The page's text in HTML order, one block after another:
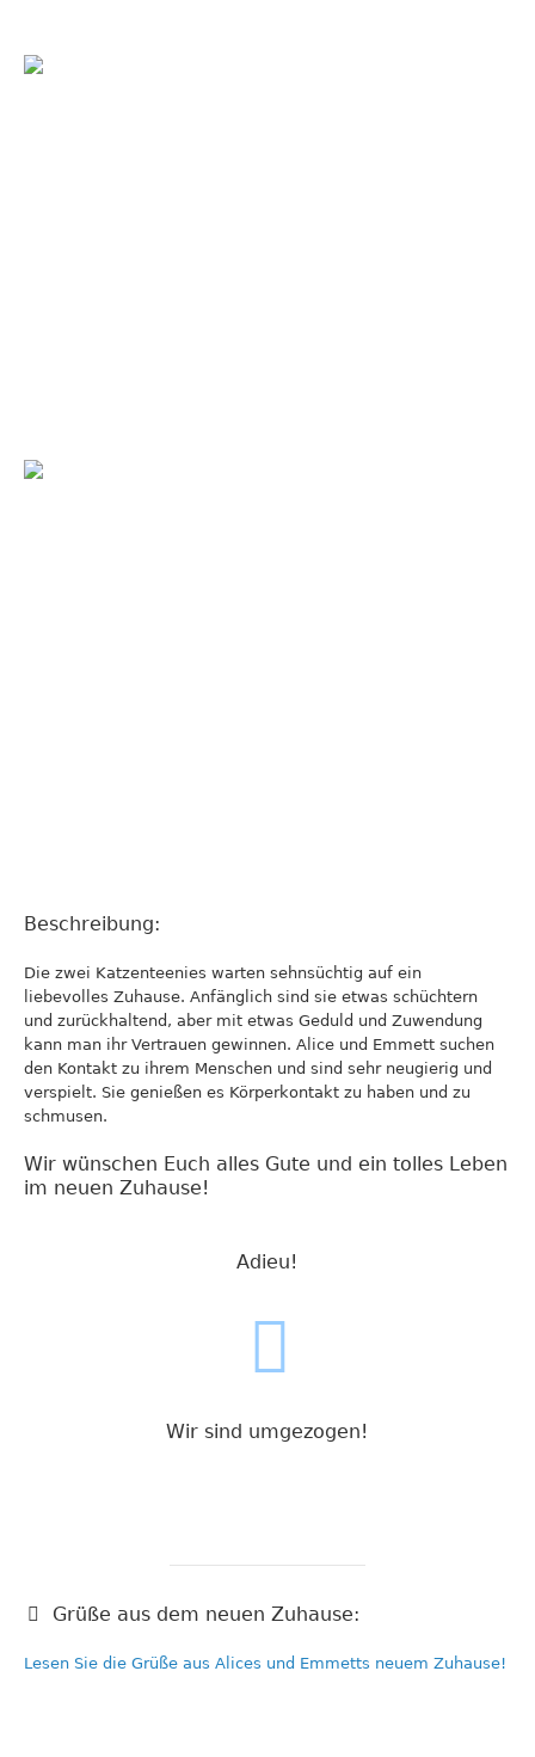
Beschreibung:
Die zwei Katzenteenies warten sehnsüchtig auf ein
liebevolles Zuhause. Anfänglich sind sie etwas schüchtern
und zurückhaltend, aber mit etwas Geduld und Zuwendung
kann man ihr Vertrauen gewinnen. Alice und Emmett suchen
den Kontakt zu ihrem Menschen und sind sehr neugierig und
verspielt. Sie genießen es Körperkontakt zu haben und zu
schmusen.
Wir wünschen Euch alles Gute und ein tolles Leben
im neuen Zuhause!
Adieu!
Wir sind umgezogen!
Grüße aus dem neuen Zuhause:
Lesen Sie die Grüße aus Alices und Emmetts neuem Zuhause!